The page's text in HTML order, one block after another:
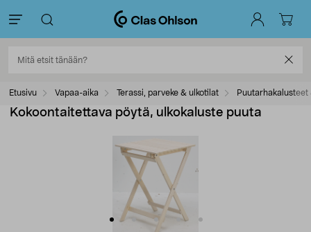
Etusivu Vapaa-aika Terassi, parveke & ulkotilat Puutarhakalusteet
Kokoontaitettava pöytä, ulkokaluste puuta